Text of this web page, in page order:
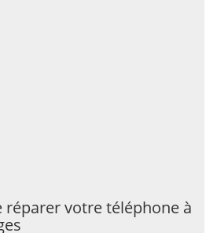
réparer votre téléphone à